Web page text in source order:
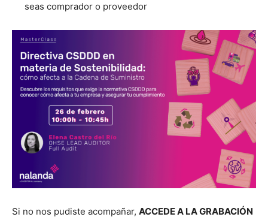
seas com­prador o provee­dor
Si no nos pud­iste acom­pañar, ACCEDE A LA GRABACIÓN